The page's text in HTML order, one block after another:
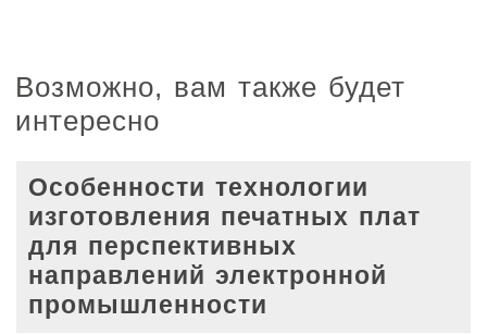
Возможно, вам также будет
интересно
Особенности технологии
изготовления печатных плат
для перспективных
направлений электронной
промышленности